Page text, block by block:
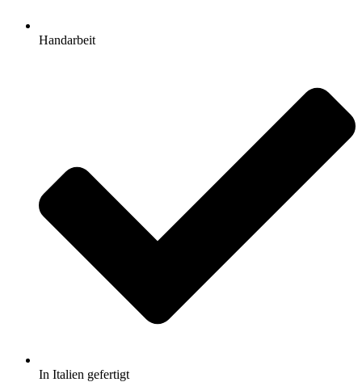
Handarbeit
In Italien gefertigt